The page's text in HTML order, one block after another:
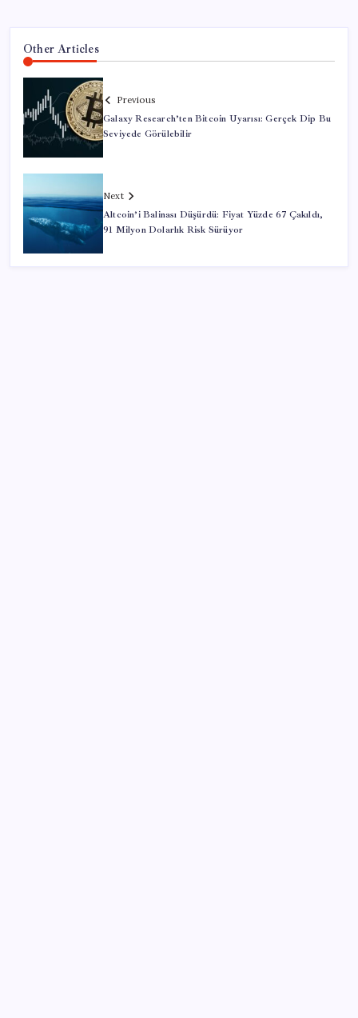
Other Articles
Previous
Galaxy Research’ten Bitcoin Uyarısı: Gerçek Dip Bu
Seviyede Görülebilir
Next
Altcoin’i Balinası Düşürdü: Fiyat Yüzde 67 Çakıldı,
91 Milyon Dolarlık Risk Sürüyor